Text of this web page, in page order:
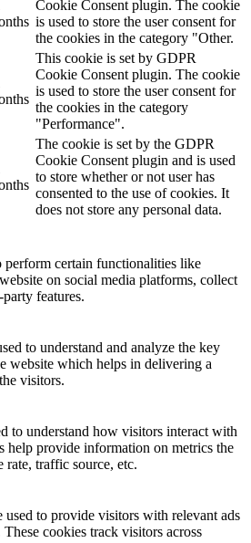
Cookie Consent plugin. The cookie
is used to store the user consent for
the cookies in the category "Other.
This cookie is set by GDPR
Cookie Consent plugin. The cookie
is used to store the user consent for
the cookies in the category
"Performance".
The cookie is set by the GDPR
Cookie Consent plugin and is used
to store whether or not user has
consented to the use of cookies. It
does not store any personal data.
perform certain functionalities like
on social media platforms, collect
features.
to understand and analyze the key
website which helps in delivering a
visitors.
to understand how visitors interact with
help provide information on metrics the
traffic source, etc.
used to provide visitors with relevant ads
cookies track visitors across